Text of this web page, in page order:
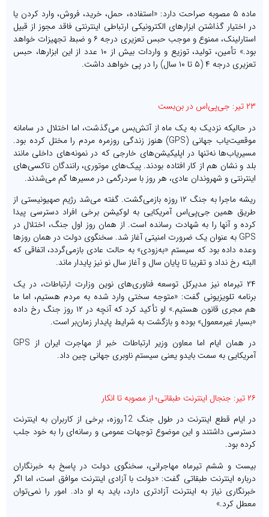
ماده ۵ مصوبه صراحت دارد: «استفاده، حمل، خرید، فروش، وارد کردن یا
در اختیار گذاشتن ابزارهای الکترونیکی ارتباطی اینترنتی فاقد مجوز از قبیل
استارلینک، ممنوع و موجب حبس تعزیری درجه ۶ و ضبط تجهیزات خواهد
بود.» تأمین، تولید، توزیع و واردات بیش از ۱۰ عدد از این ابزارها، حبس
تعزیری درجه ۴ (۵ تا ۱۰ سال) را در پی خواهد داشت.
۲۳ تیر: جی‌پی‌اس در بن‌بست
در حالیکه نزدیک به یک ماه از آتش‌بس می‌گذشت، اما اختلال در سامانه
موقعیت‌یاب جهانی (GPS) هنوز زندگی روزمره مردم را مختل کرده بود.
مسیریاب‌ها نه‌تنها در اپلیکیشن‌های خارجی که در نمونه‌های داخلی مانند
بلد و نشان هم از کار افتاده بودند. پیک‌های موتوری، رانندگان تاکسی‌های
اینترنتی و شهروندان عادی، هر روز با سردرگمی در مسیرها گم می‌شدند.
ریشه ماجرا به جنگ ۱۲ روزه بازمی‌گشت. گفته می‌شد رژیم صهیونیستی از
طریق همین جی‌پی‌اس آمریکایی به لوکیشن برخی افراد دسترسی پیدا
کرده و آنها را به شهادت رسانده است. از همان روز اول جنگ، اختلال در
GPS به عنوان یک ضرورت امنیتی آغاز شد. سخنگوی دولت در همان روزها
وعده داده بود که سیستم «به‌زودی» به حالت عادی بازمی‌گردد، اتفاقی که
البته رخ نداد و تقریبا تا پایان سال و آغاز سال نو نیز پایدار ماند.
۲۴ تیرماه نیز مدیرکل توسعه فناوری‌های نوین وزارت ارتباطات، در یک
برنامه تلویزیونی گفت: «متوجه سختی وارد شده به مردم هستیم، اما ما
هم مجری قانون هستیم.» او تأکید کرد که آنچه در ۱۲ روز جنگ رخ داده
«بسیار غیرمعمول» بوده و بازگشت به شرایط پایدار زمان‌بر است.
در همان ایام اما معاون وزیر ارتباطات خبر از مهاجرت ایران از GPS
آمریکایی به سمت بایدو یعنی سیستم ناوبری جهانی چین داد.
۲۶ تیر: جنجال اینترنت طبقاتی؛ از مصوبه تا انکار
در ایام قطع اینترنت در طول جنگ 12روزه، برخی از کاربران به اینترنت
دسترسی داشتند و این موضوع توجهات عمومی و رسانه‌ای را به خود جلب
کرده بود.
بیست و ششم تیرماه مهاجرانی، سخنگوی دولت در پاسخ به خبرنگاران
درباره اینترنت طبقاتی گفت: «دولت با آزادی اینترنت موافق است، اما اگر
خبرنگاری نیاز به اینترنت آزادتری دارد، باید به او داد. امور را نمی‌توان
معطل کرد.»